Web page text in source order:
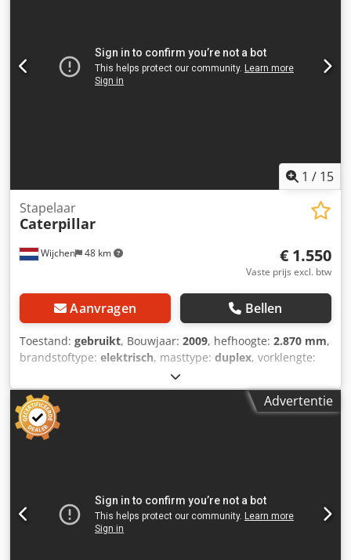
1 / 15
Wijchen 48 km
Stapelaar
Caterpillar
€ 1.550
Vaste prijs excl. btw
Aanvragen Bellen
Toestand: gebruikt, Bouwjaar: 2009, hefhoogte: 2.870 mm,
brandstoftype: elektrisch, masttype: duplex, vorklengte:
1.950 mm
mm, totale breedte:850 mm, kleur:zwart, Ledig gewicht:
1.270 kg Hefcapaciteit: 1.200 kg - Bouwjaar: 2009 -
Documentatie aanwezig: Ja - └ Type documentatie:
Gebruikershandleiding - CE markering aanwezig: Ja - CE
Doorrijhoogte: 1950mm - Vorklengte: 1140mm -
Vorkbreedte: 560mm - Mast: Duplex - Aandrijving:
Elektrisch - Batterij/accu informatie: - └ Merk/Type: PZS
Advertentie